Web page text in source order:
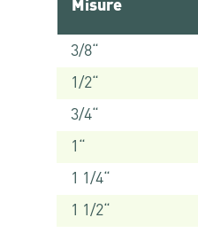
Misure
3/8“
1/2“
3/4“
1“
1 1/4“
1 1/2“